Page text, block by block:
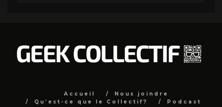
Accueil
Nous joindre
Qu’est-ce que le Collectif?
Podcast